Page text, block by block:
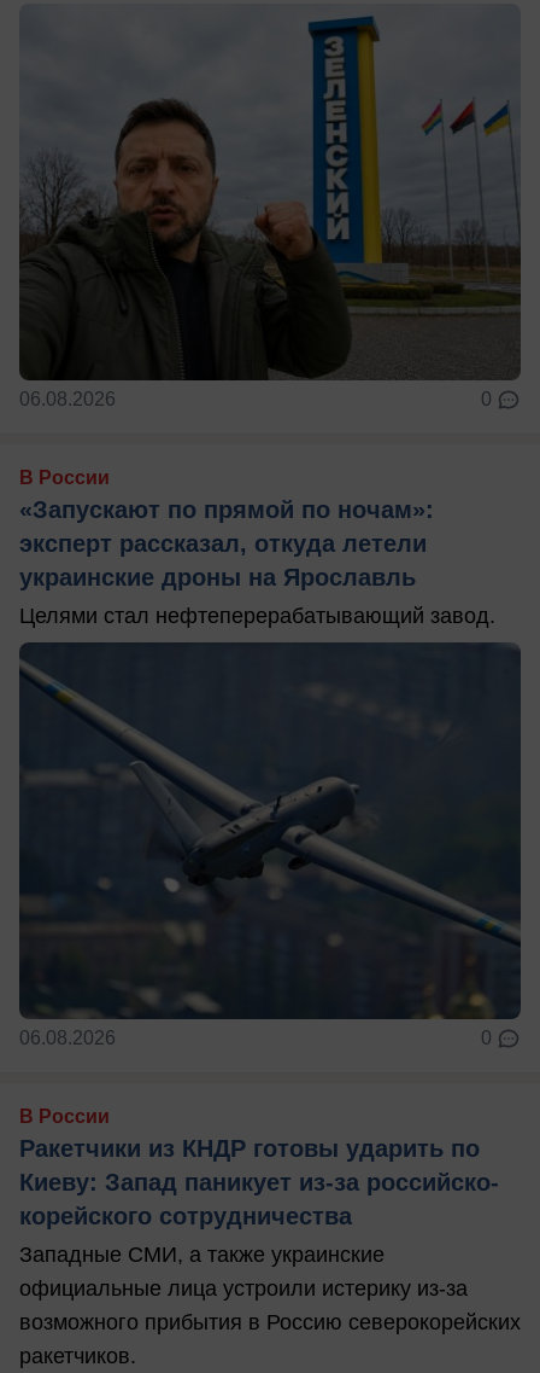
06.08.2026 0
В России
«Запускают по прямой по ночам»:
эксперт рассказал, откуда летели
украинские дроны на Ярославль
Целями стал нефтеперерабатывающий завод.
06.08.2026 0
В России
Ракетчики из КНДР готовы ударить по
Киеву: Запад паникует из-за российско-
корейского сотрудничества
Западные СМИ, а также украинские
официальные лица устроили истерику из-за
возможного прибытия в Россию северокорейских
ракетчиков.